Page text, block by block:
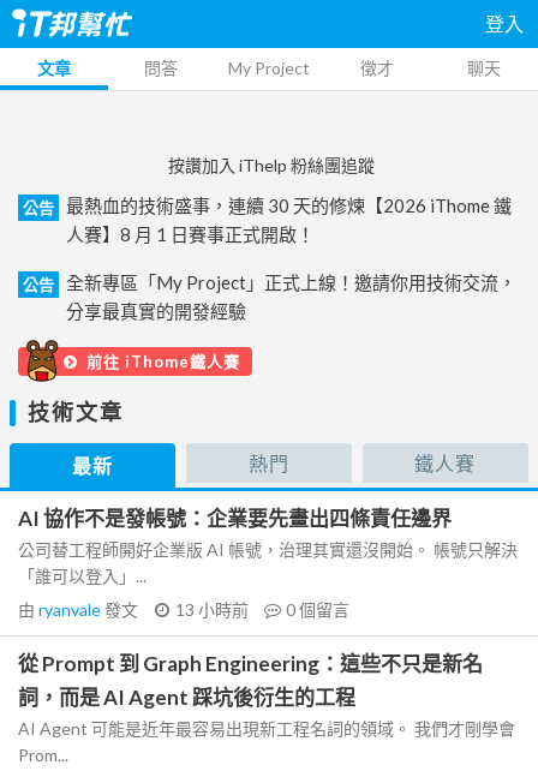
登入
文章 問答 My Project 徵才 聊天
按讚加入 iThelp 粉絲團追蹤
公告
最熱血的技術盛事，連續 30 天的修煉【2026 iThome 鐵
人賽】8 月 1 日賽事正式開啟！
公告
全新專區「My Project」正式上線！邀請你用技術交流，
分享最真實的開發經驗
前往 iThome鐵人賽
技術文章
最新 熱門 鐵人賽
AI 協作不是發帳號：企業要先畫出四條責任邊界
公司替工程師開好企業版 AI 帳號，治理其實還沒開始。 帳號只解決
「誰可以登入」...
由 ryanvale發文 13 小時前 0個留言
從 Prompt 到 Graph Engineering：這些不只是新名
詞，而是 AI Agent 踩坑後衍生的工程
AI Agent 可能是近年最容易出現新工程名詞的領域。 我們才剛學會
Prom...